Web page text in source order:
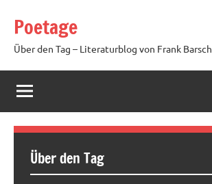
Inhalt
springen
Poetage
Über den Tag – Literaturblog von Frank Barsch
Über den Tag